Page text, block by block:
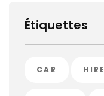
Étiquettes
CAR HIRE